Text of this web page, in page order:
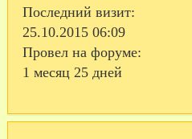
Последний визит:
25.10.2015 06:09
Провел на форуме:
1 месяц 25 дней